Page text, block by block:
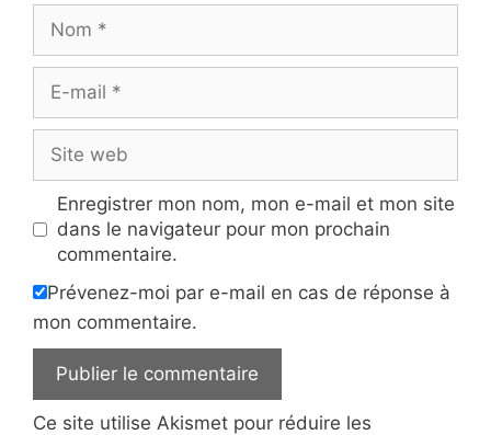
mail
web
Enregistrer mon nom, mon e-mail et mon site
dans le navigateur pour mon prochain
commentaire.
Prévenez-moi par e-mail en cas de réponse à
mon commentaire.
Ce site utilise Akismet pour réduire les